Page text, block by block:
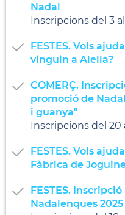
Nadal
Inscripcions del 3
FESTES. Vols
vinguin a Alella?
COMERÇ.
promoció de
i guanya"
Inscripcions del 20
FESTES. Vols
Fàbrica de
FESTES.
Nadalenques 2025